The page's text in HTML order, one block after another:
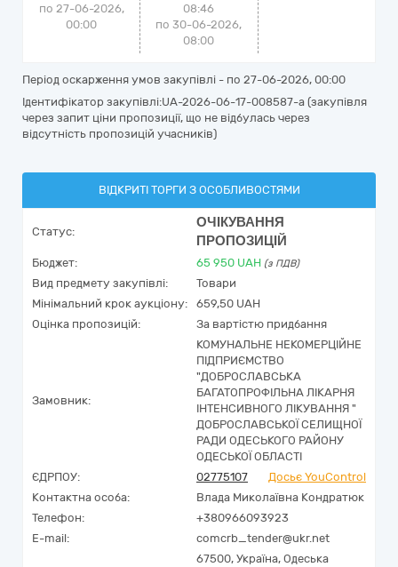
по 27-06-2026,
00:00
08:46
по 30-06-2026,
08:00
Період оскарження умов закупівлі - по 27-06-2026, 00:00
Ідентифікатор закупівлі:UA-2026-06-17-008587-a (закупівля
через запит ціни пропозиції, що не відбулась через
відсутність пропозицій учасників)
ВІДКРИТІ ТОРГИ З ОСОБЛИВОСТЯМИ
Статус:
ОЧІКУВАННЯ
ПРОПОЗИЦІЙ
Бюджет: 65 950 UAH (з ПДВ)
Вид предмету закупівлі:
Товари
Мінімальний крок аукціону:
659,50 UAH
Оцінка пропозицій:
За вартістю придбання
Замовник:
КОМУНАЛЬНЕ НЕКОМЕРЦІЙНЕ
ПІДПРИЄМСТВО
"ДОБРОСЛАВСЬКА
БАГАТОПРОФІЛЬНА ЛІКАРНЯ
ІНТЕНСИВНОГО ЛІКУВАННЯ "
ДОБРОСЛАВСЬКОЇ СЕЛИЩНОЇ
РАДИ ОДЕСЬКОГО РАЙОНУ
ОДЕСЬКОЇ ОБЛАСТІ
ЄДРПОУ:
02775107
Досьє YouControl
Контактна особа:
Влада Миколаївна Кондратюк
Телефон:
+380966093923
E-mail:
comcrb_tender@ukr.net
67500, Україна, Одеська